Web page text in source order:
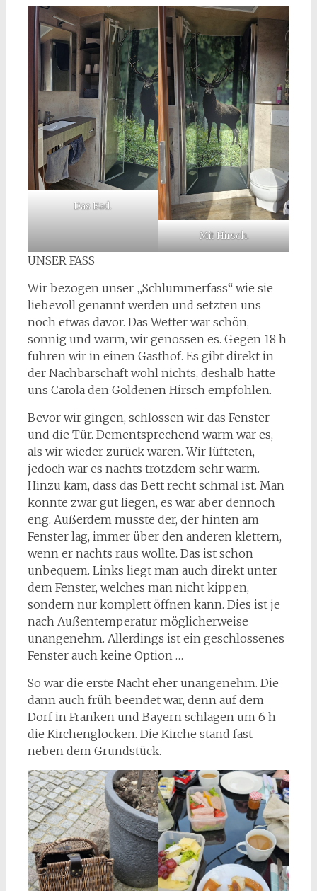
Das Bad.
Mit Hirsch.
UNSER FASS
Wir bezogen unser „Schlummerfass“ wie sie
liebevoll genannt werden und setzten uns
noch etwas davor. Das Wetter war schön,
sonnig und warm, wir genossen es. Gegen 18 h
fuhren wir in einen Gasthof. Es gibt direkt in
der Nachbarschaft wohl nichts, deshalb hatte
uns Carola den Goldenen Hirsch empfohlen.
Bevor wir gingen, schlossen wir das Fenster
und die Tür. Dementsprechend warm war es,
als wir wieder zurück waren. Wir lüfteten,
jedoch war es nachts trotzdem sehr warm.
Hinzu kam, dass das Bett recht schmal ist. Man
konnte zwar gut liegen, es war aber dennoch
eng. Außerdem musste der, der hinten am
Fenster lag, immer über den anderen klettern,
wenn er nachts raus wollte. Das ist schon
unbequem. Links liegt man auch direkt unter
dem Fenster, welches man nicht kippen,
sondern nur komplett öffnen kann. Dies ist je
nach Außentemperatur möglicherweise
unangenehm. Allerdings ist ein geschlossenes
Fenster auch keine Option …
So war die erste Nacht eher unangenehm. Die
dann auch früh beendet war, denn auf dem
Dorf in Franken und Bayern schlagen um 6 h
die Kirchenglocken. Die Kirche stand fast
neben dem Grundstück.